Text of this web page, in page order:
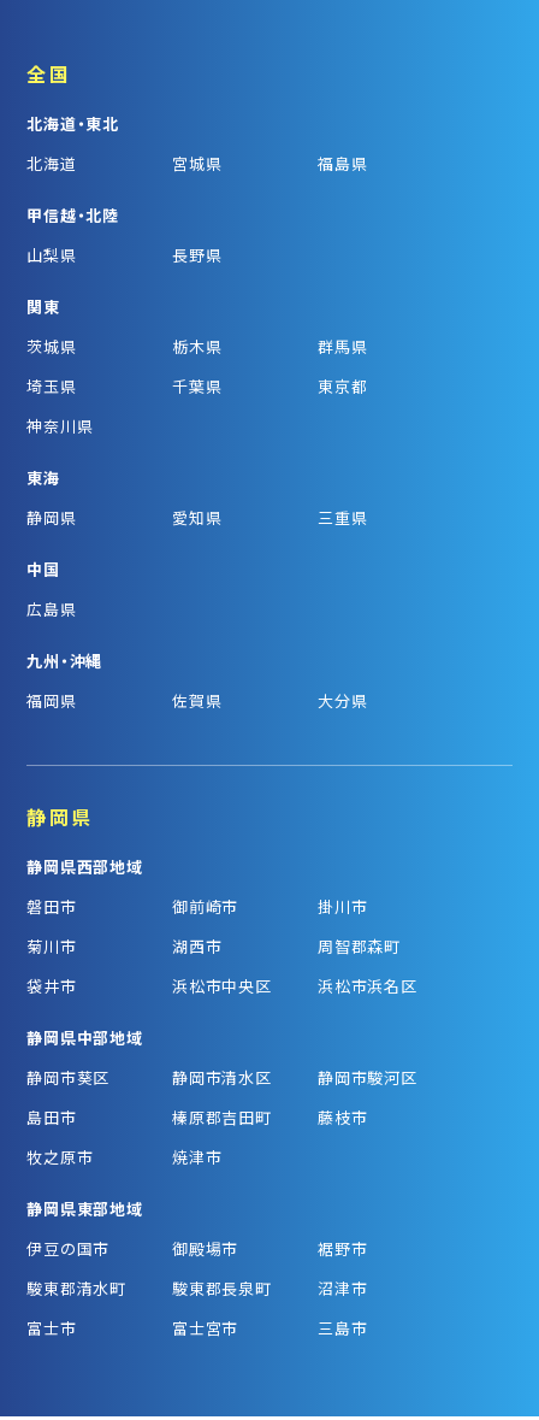
全国
北海道・東北
北海道
宮城県 福島県
甲信越・北陸
山梨県
長野県
関東
茨城県
栃木県
群馬県
埼玉県
千葉県
東京都
神奈川県
東海
静岡県
愛知県 三重県
中国
広島県
九州・沖縄
福岡県
佐賀県 大分県
静岡県
静岡県西部地域
磐田市
御前崎市
掛川市
菊川市
湖西市
周智郡森町
袋井市
浜松市中央区 浜松市浜名区
静岡県中部地域
静岡市葵区
静岡市清水区
静岡市駿河区
島田市
榛原郡吉田町
藤枝市
牧之原市
焼津市
静岡県東部地域
伊豆の国市
御殿場市
裾野市
駿東郡清水町
駿東郡長泉町
沼津市
富士市
富士宮市 三島市